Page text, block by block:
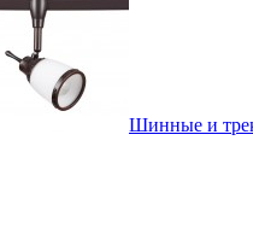
Шинные и